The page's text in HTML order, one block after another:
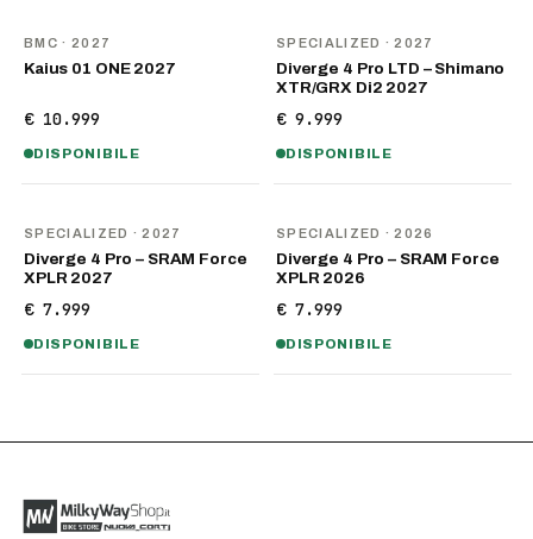
BMC · 2027
Kaius 01 ONE 2027
€ 10.999
DISPONIBILE
SPECIALIZED · 2027
Diverge 4 Pro LTD – Shimano
XTR/GRX Di2 2027
€ 9.999
DISPONIBILE
SPECIALIZED · 2027
Diverge 4 Pro – SRAM Force
XPLR 2027
€ 7.999
DISPONIBILE
SPECIALIZED · 2026
Diverge 4 Pro – SRAM Force
XPLR 2026
€ 7.999
DISPONIBILE